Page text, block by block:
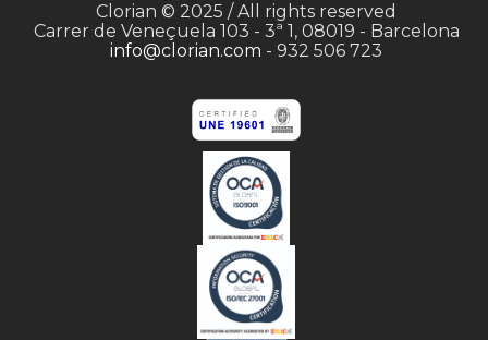
Clorian © 2025 / All rights reserved
Carrer de Veneçuela 103 - 3ª 1, 08019 - Barcelona
info@clorian.com - 932 506 723